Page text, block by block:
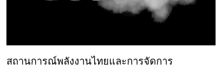
สถานการณ์พลังงานไทยและการจัดการ